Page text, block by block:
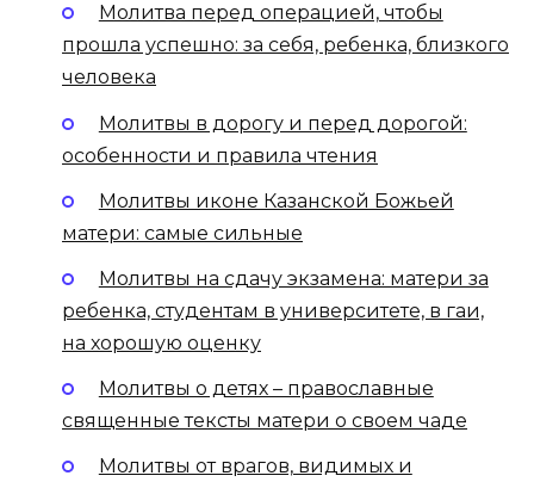
Молитва перед операцией, чтобы
прошла успешно: за себя, ребенка, близкого
человека
Молитвы в дорогу и перед дорогой:
особенности и правила чтения
Молитвы иконе Казанской Божьей
матери: самые сильные
Молитвы на сдачу экзамена: матери за
ребенка, студентам в университете, в гаи,
на хорошую оценку
Молитвы о детях – православные
священные тексты матери о своем чаде
Молитвы от врагов, видимых и